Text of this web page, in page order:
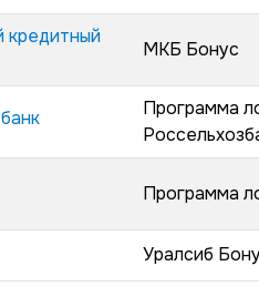
кредитный
МКБ Бонус
Программа
Программа
Уралсиб